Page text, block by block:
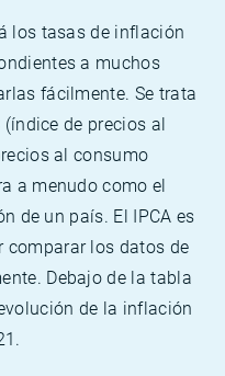
los tasas de inflación
a muchos
fácilmente. Se trata
de precios al
al consumo
a menudo como el
de un país. El IPCA es
comparar los datos de
Debajo de la tabla
de la inflación